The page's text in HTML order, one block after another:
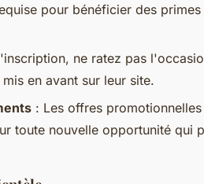
pour bénéficier des
ne ratez pas
en avant sur leur site.
: Les offres
toute nouvelle opportunité qui